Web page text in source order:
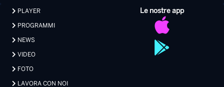
Le nostre app
PLAYER
PROGRAMMI
NEWS
VIDEO
FOTO
LAVORA CON NOI